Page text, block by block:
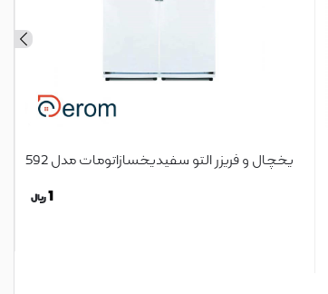
یخچال و فریزر التو سفیدیخسازاتومات مدل 592
1ریال